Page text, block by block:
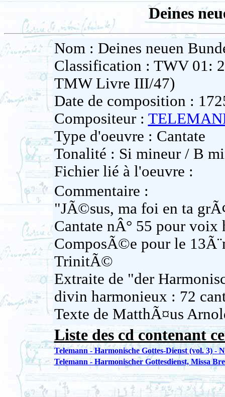
Deines
Nom : Deines neuen
Classification : TWV 01:
TMW Livre III/47)
Date de composition :
Compositeur :
Type d'oeuvre : Cantate
Tonalité : Si mineur / B
Fichier lié à l'oeuvre :
Commentaire :
"JÃ©sus, ma foi en ta
Cantate nÂ° 55 pour
ComposÃ©e pour le
TrinitÃ©
Extraite de "der
divin harmonieux : 72
Texte de MatthÃ¤us
Liste des cd contenant
Telemann - Harmonische Gottes-Dienst (vol. 3) -
Telemann - Harmonischer Gottesdienst, Missa